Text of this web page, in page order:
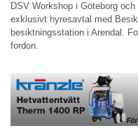
DSV Workshop i Göteborg
exklusivt hyresavtal med
besiktningsstation i Arendal.
fordon.